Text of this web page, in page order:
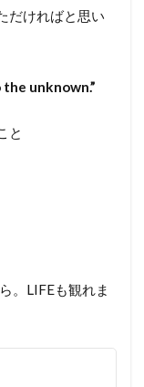
だければと思い
unknown.”
と
。LIFEも観れま